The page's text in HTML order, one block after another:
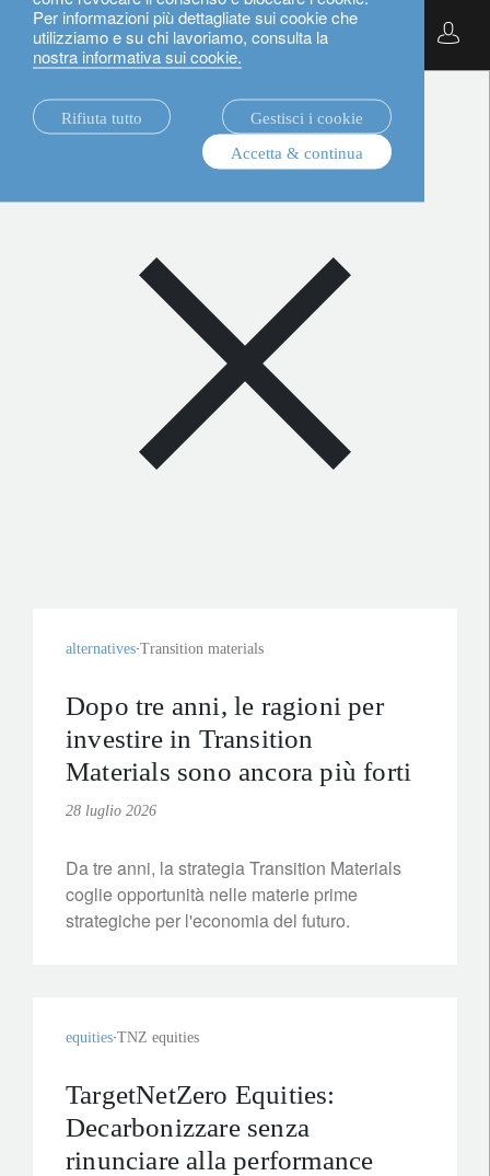
Per informazioni più dettagliate sui cookie che
utilizziamo e su chi lavoriamo, consulta la
nostra informativa sui cookie.
Rifiuta tutto
Gestisci i cookie
Accetta & continua
Italiano
notizie.
alternatives Transition materials
Dopo tre anni, le ragioni per
investire in Transition
Materials sono ancora più forti
28 luglio 2026
Da tre anni, la strategia Transition Materials
coglie opportunità nelle materie prime
strategiche per l'economia del futuro.
equities TNZ equities
TargetNetZero Equities:
Decarbonizzare senza
rinunciare alla performance